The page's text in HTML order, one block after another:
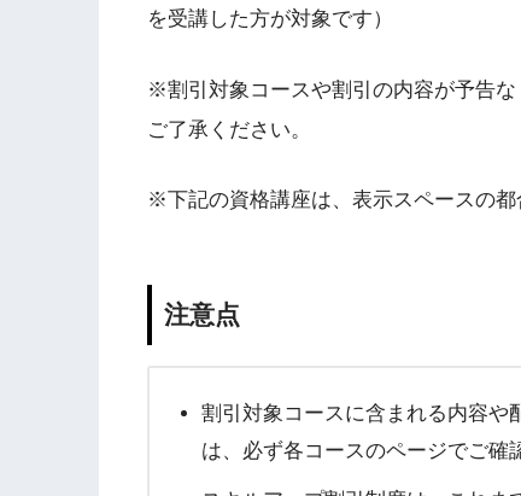
を受講した方が対象です）
※割引対象コースや割引の内容が予告
ご了承ください。
※下記の資格講座は、表示スペースの都
注意点
割引対象コースに含まれる内容や
は、必ず各コースのページでご確